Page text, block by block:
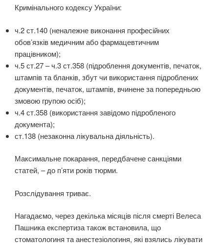
Кримінального кодексу України:
ч.2 ст.140 (неналежне виконання професійних
обов’язків медичним або фармацевтичним
працівником);
ч.5 ст.27 – ч.3 ст.358 (підроблення документів, печаток,
штампів та бланків, збут чи використання підроблених
документів, печаток, штампів, вчинене за попередньою
змовою групою осіб);
ч.4 ст.358 (використання завідомо підробленого
документа);
ст.138 (незаконна лікувальна діяльність).
Максимальне покарання, передбачене санкціями
статей, – до п’яти років тюрми.
Розслідування триває.
Нагадаємо, через декілька місяців після смерті Велеса
Пашника експертиза також встановила, що
стоматологиня та анестезіологиня, які взялись лікувати